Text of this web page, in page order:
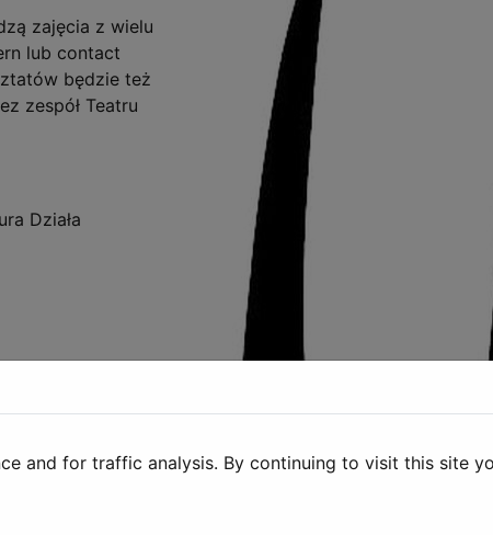
zajęcia z wielu
lub contact
będzie też
zespół Teatru
Działa
and for traffic analysis. By continuing to visit this site